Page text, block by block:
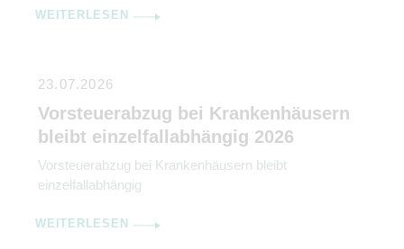
WEITERLESEN
23.07.2026
Vorsteuerabzug bei Krankenhäusern
bleibt einzelfallabhängig 2026
Vorsteuerabzug bei Krankenhäusern bleibt
einzelfallabhängig
WEITERLESEN